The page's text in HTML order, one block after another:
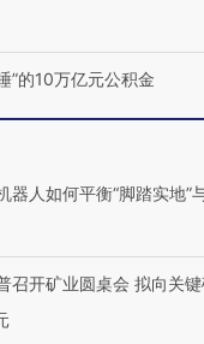
视线｜被称为“蟑螂”的印
”的10万亿元公积金
器人如何平衡“脚踏实地”
召开矿业圆桌会 拟向关